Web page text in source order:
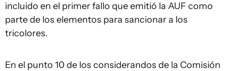
incluido en el primer fallo que emitió la AUF como
parte de los elementos para sancionar a los
tricolores.
En el punto 10 de los considerandos de la Comisión